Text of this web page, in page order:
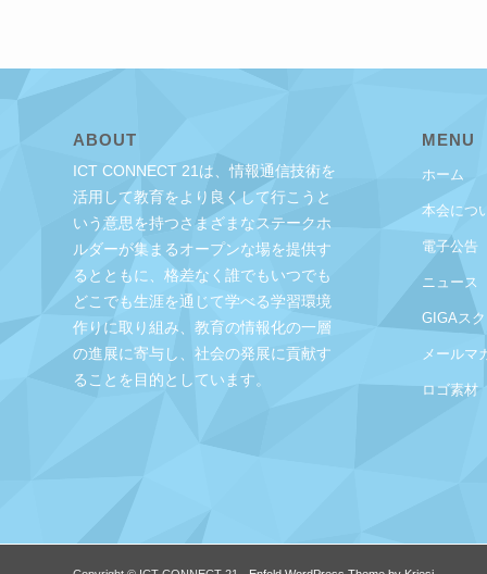
ABOUT
ICT CONNECT 21は、情報通信技術を
活用して教育をより良くして行こうと
いう意思を持つさまざまなステークホ
ルダーが集まるオープンな場を提供す
るとともに、格差なく誰でもいつでも
どこでも生涯を通じて学べる学習環境
作りに取り組み、教育の情報化の一層
の進展に寄与し、社会の発展に貢献す
ることを目的としています。
MENU
ホーム
本会につ
電子公告
ニュース
GIGAス
メールマ
ロゴ素材